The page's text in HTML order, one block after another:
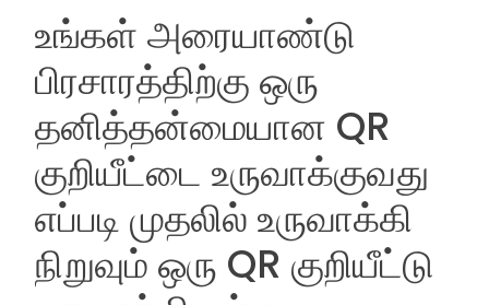
உங்கள் அரையாண்டு
பிரசாரத்திற்கு ஒரு
தனித்தன்மையான QR
குறியீட்டை உருவாக்குவது
எப்படி முதலில் உருவாக்கி
நிறுவும் ஒரு QR குறியீட்டு